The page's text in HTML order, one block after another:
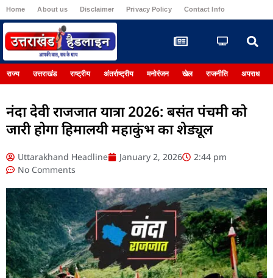
Home About us Disclaimer Privacy Policy Contact Info
राज्य उत्तराखंड राष्ट्रीय अंतर्राष्ट्रीय मनोरंजन खेल राजनीति अपराध
नंदा देवी राजजात यात्रा 2026: बसंत पंचमी को
जारी होगा हिमालयी महाकुंभ का शेड्यूल
Uttarakhand Headline January 2, 2026
2:44 pm
No Comments